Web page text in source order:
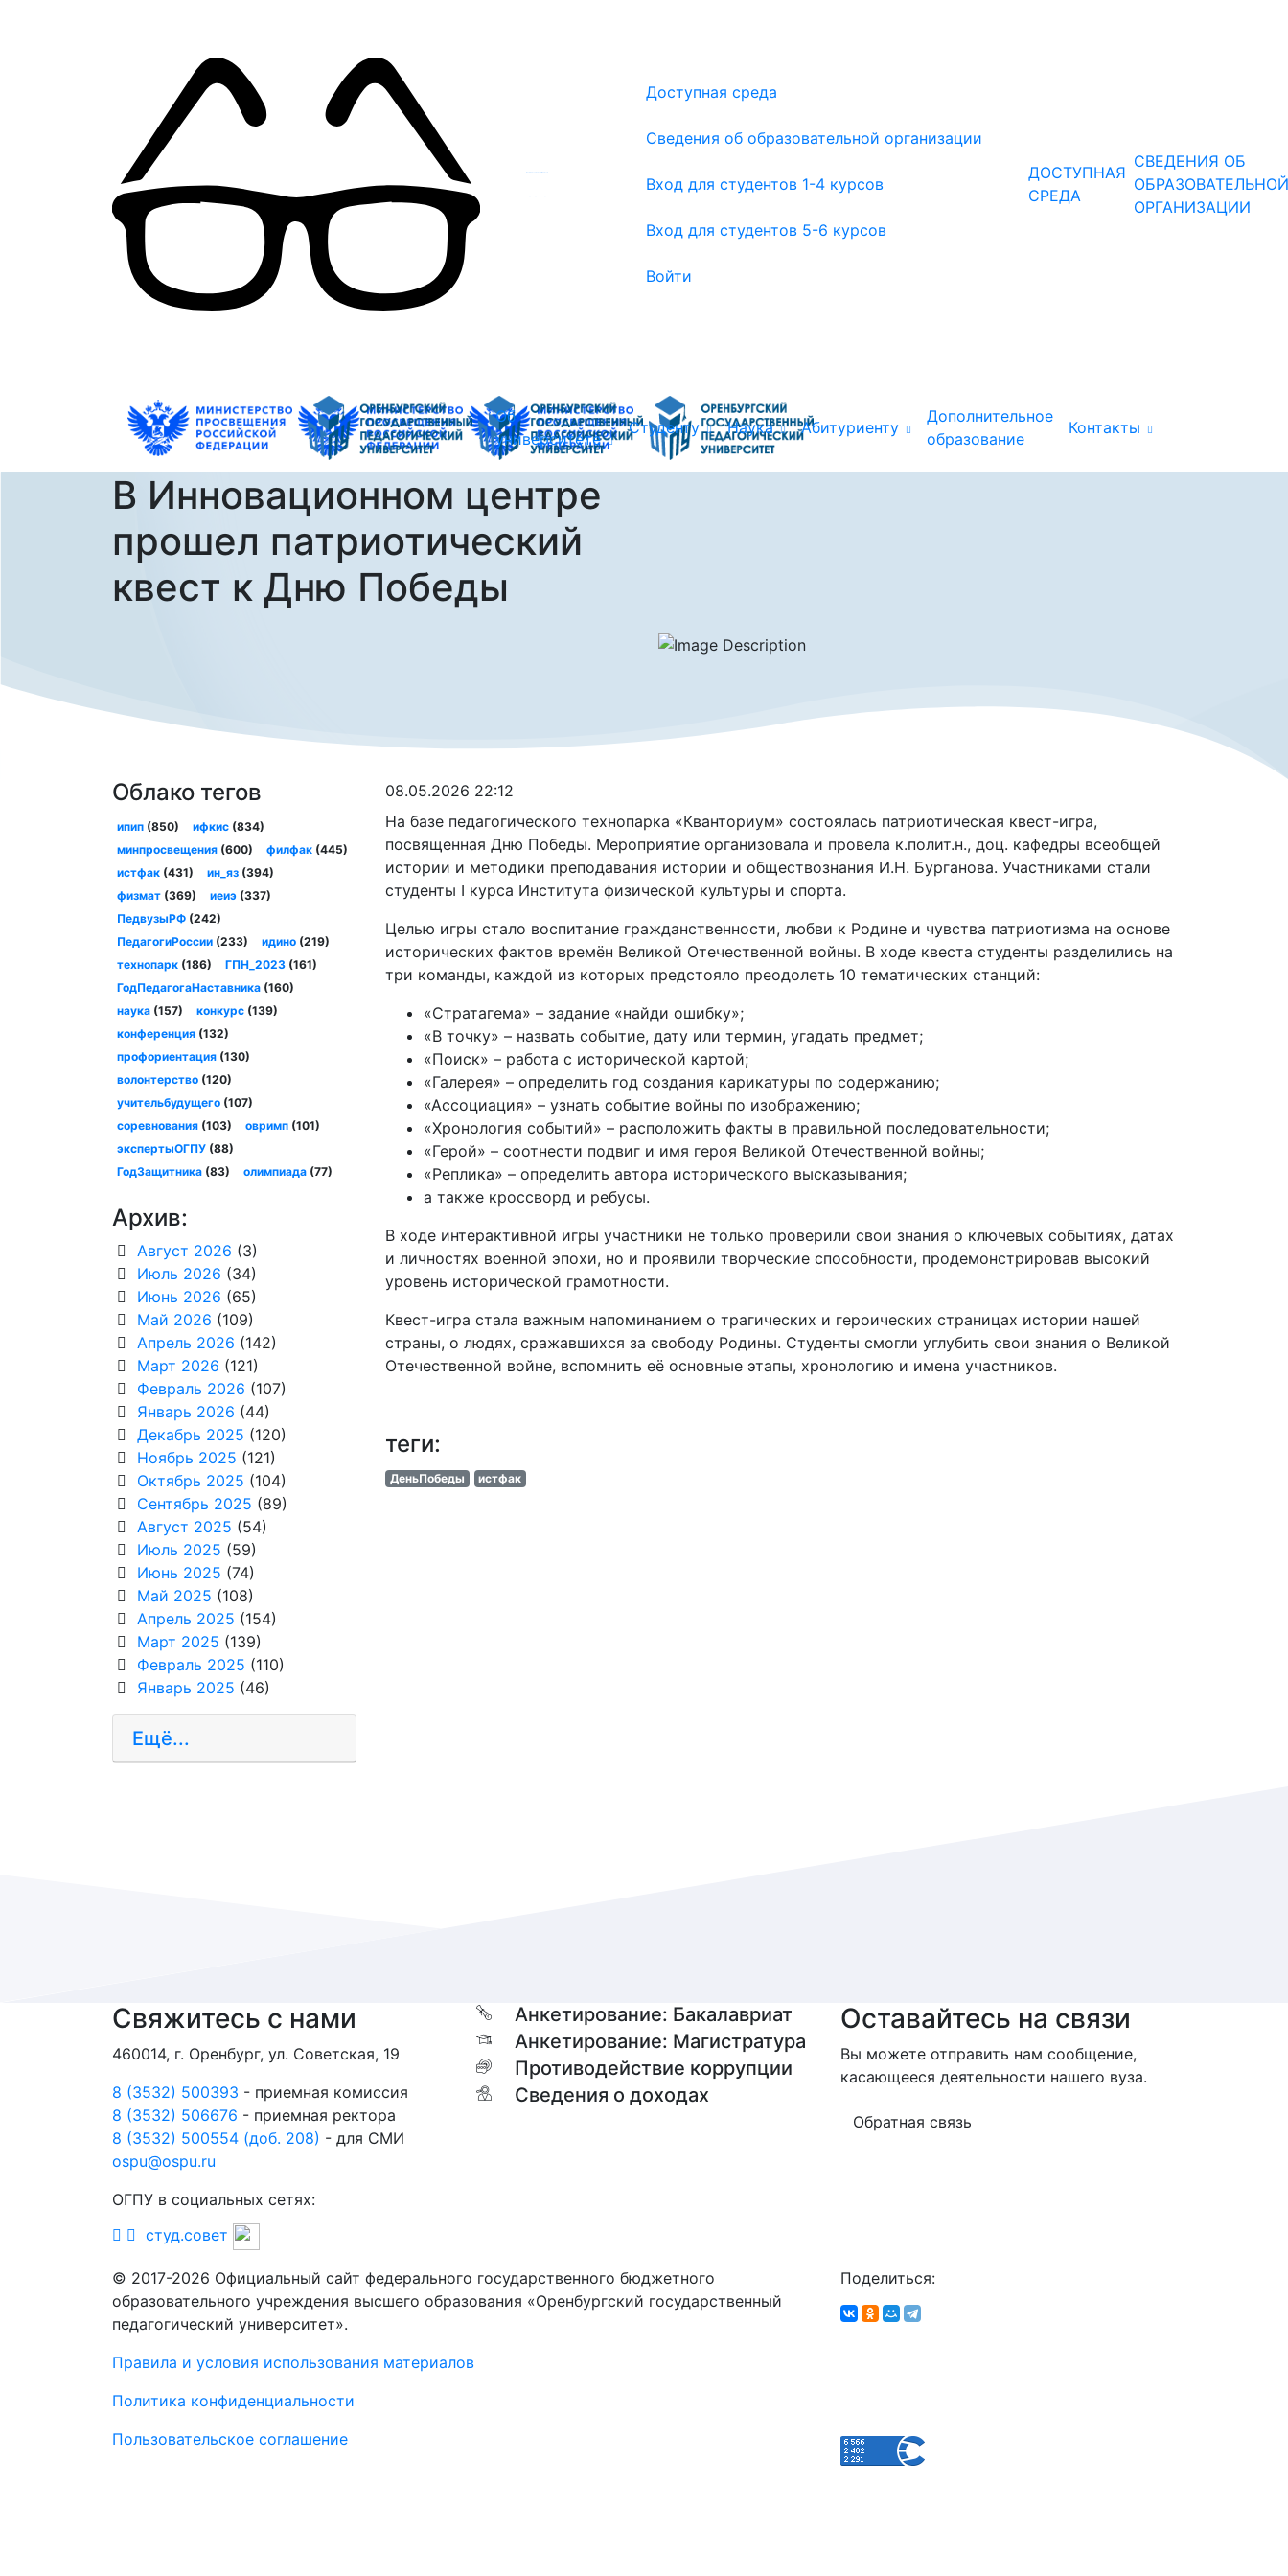
Доступная среда
Сведения об образовательной организации
Вход для студентов 1-4 курсов
Вход для студентов 5-6 курсов
Войти
ДОСТУПНАЯ
СРЕДА
СВЕДЕНИЯ ОБ
ОБРАЗОВАТЕЛЬНОЙ
ОРГАНИЗАЦИИ
Об
университете
Студенту Наука Абитуриенту
Дополнительное
образование
Контакты
В Инновационном центре
прошел патриотический
квест к Дню Победы
08.05.2026 22:12
На базе педагогического технопарка «Кванториум» состоялась патриотическая квест-игра,
посвященная Дню Победы. Мероприятие организовала и провела к.полит.н., доц. кафедры всеобщей
истории и методики преподавания истории и обществознания И.Н. Бурганова. Участниками стали
студенты I курса Института физической культуры и спорта.
Целью игры стало воспитание гражданственности, любви к Родине и чувства патриотизма на основе
исторических фактов времён Великой Отечественной войны. В ходе квеста студенты разделились на
три команды, каждой из которых предстояло преодолеть 10 тематических станций:
«Стратагема» – задание «найди ошибку»;
«В точку» – назвать событие, дату или термин, угадать предмет;
«Поиск» – работа с исторической картой;
«Галерея» – определить год создания карикатуры по содержанию;
«Ассоциация» – узнать событие войны по изображению;
«Хронология событий» – расположить факты в правильной последовательности;
«Герой» – соотнести подвиг и имя героя Великой Отечественной войны;
«Реплика» – определить автора исторического высказывания;
а также кроссворд и ребусы.
В ходе интерактивной игры участники не только проверили свои знания о ключевых событиях, датах
и личностях военной эпохи, но и проявили творческие способности, продемонстрировав высокий
уровень исторической грамотности.
Квест-игра стала важным напоминанием о трагических и героических страницах истории нашей
страны, о людях, сражавшихся за свободу Родины. Студенты смогли углубить свои знания о Великой
Отечественной войне, вспомнить её основные этапы, хронологию и имена участников.
теги:
ДеньПобеды истфак
Облако тегов
ипип(850) ифкис (834)
минпросвещения(600) филфак (445)
истфак(431) ин_яз (394)
физмат(369) иеиэ (337)
ПедвузыРФ(242)
ПедагогиРоссии(233) идино (219)
технопарк(186) ГПН_2023 (161)
ГодПедагогаНаставника(160)
наука(157) конкурс (139)
конференция(132)
профориентация(130)
волонтерство(120)
учительбудущего(107)
соревнования(103) овримп (101)
экспертыОГПУ(88)
ГодЗащитника(83) олимпиада (77)
Архив:
Август 2026 (3)
Июль 2026 (34)
Июнь 2026 (65)
Май 2026 (109)
Апрель 2026 (142)
Март 2026 (121)
Февраль 2026 (107)
Январь 2026 (44)
Декабрь 2025 (120)
Ноябрь 2025 (121)
Октябрь 2025 (104)
Сентябрь 2025 (89)
Август 2025 (54)
Июль 2025 (59)
Июнь 2025 (74)
Май 2025 (108)
Апрель 2025 (154)
Март 2025 (139)
Февраль 2025 (110)
Январь 2025 (46)
Ещё...
Свяжитесь с нами
460014, г. Оренбург, ул. Советская, 19
8 (3532) 500393 - приемная комиссия
8 (3532) 506676 - приемная ректора
8 (3532) 500554 (доб. 208) - для СМИ
ospu@ospu.ru
ОГПУ в социальных сетях:
студ.совет
Анкетирование: Бакалавриат
Анкетирование: Магистратура
Противодействие коррупции
Сведения о доходах
Оставайтесь на связи
Вы можете отправить нам сообщение,
касающееся деятельности нашего вуза.
Обратная связь
© 2017-2026 Официальный сайт федерального государственного бюджетного
образовательного учреждения высшего образования «Оренбургский государственный
педагогический университет».
Правила и условия использования материалов
Политика конфиденциальности
Пользовательское соглашение
Поделиться: